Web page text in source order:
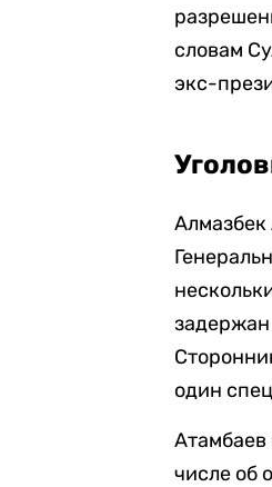
словам
экс-
Алмазбек
задержан
один
числе об